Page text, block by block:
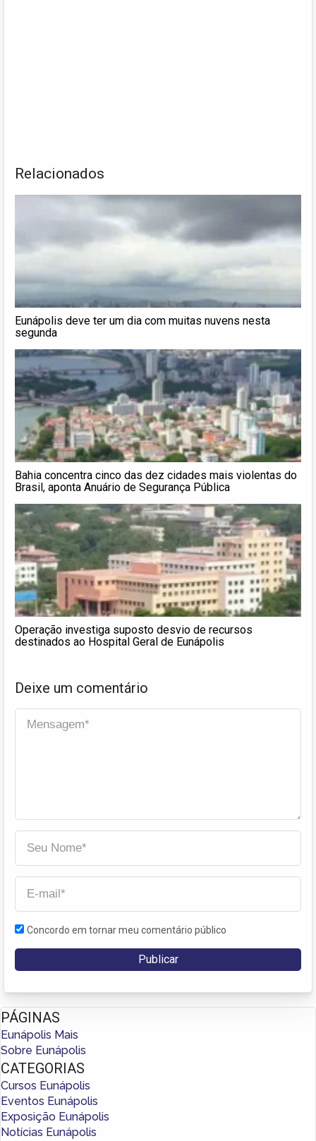
Relacionados
Eunápolis deve ter um dia com muitas nuvens nesta
segunda
Bahia concentra cinco das dez cidades mais violentas do
Brasil, aponta Anuário de Segurança Pública
Operação investiga suposto desvio de recursos
destinados ao Hospital Geral de Eunápolis
Deixe um comentário
Concordo em tornar meu comentário público
PÁGINAS
Eunápolis Mais
Sobre Eunápolis
CATEGORIAS
Cursos Eunápolis
Eventos Eunápolis
Exposição Eunápolis
Notícias Eunápolis